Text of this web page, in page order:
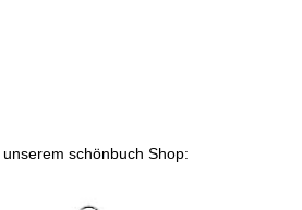
schönbuch Shop: